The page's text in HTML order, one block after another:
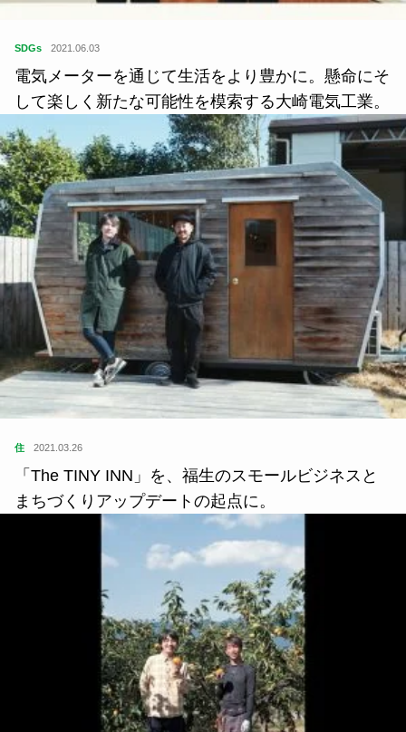
SDGs 2021.06.03
電気メーターを通じて生活をより豊かに。懸命にそ
して楽しく新たな可能性を模索する大崎電気工業。
住 2021.03.26
「The TINY INN」を、福生のスモールビジネスと
まちづくりアップデートの起点に。